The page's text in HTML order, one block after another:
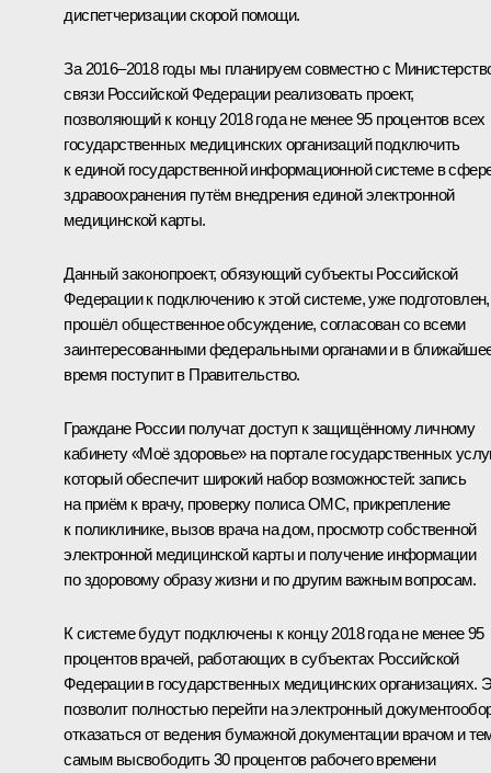
диспетчеризации скорой помощи.
За 2016–2018 годы мы планируем совместно с
связи Российской Федерации реализовать проект,
позволяющий к концу 2018 года не менее 95 процентов всех
государственных медицинских организаций подключить
к единой государственной информационной системе в
здравоохранения путём внедрения единой электронной
медицинской карты.
Данный законопроект, обязующий субъекты Российской
Федерации к подключению к этой системе, уже подготовлен,
прошёл общественное обсуждение, согласован со всеми
заинтересованными федеральными органами и в
время поступит в Правительство.
Граждане России получат доступ к защищённому личному
кабинету «Моё здоровье» на портале государственных
который обеспечит широкий набор возможностей: запись
на приём к врачу, проверку полиса ОМС, прикрепление
к поликлинике, вызов врача на дом, просмотр собственной
электронной медицинской карты и получение информации
по здоровому образу жизни и по другим важным вопросам.
К системе будут подключены к концу 2018 года не менее 95
процентов врачей, работающих в субъектах Российской
Федерации в государственных медицинских организациях.
позволит полностью перейти на электронный
отказаться от ведения бумажной документации врачом и
самым высвободить 30 процентов рабочего времени